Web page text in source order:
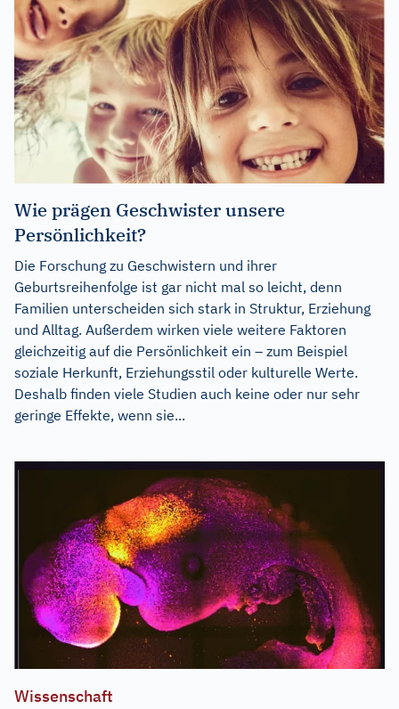
Wie prägen Geschwister unsere
Persönlichkeit?
Die Forschung zu Geschwistern und ihrer
Geburtsreihenfolge ist gar nicht mal so leicht, denn
Familien unterscheiden sich stark in Struktur, Erziehung
und Alltag. Außerdem wirken viele weitere Faktoren
gleichzeitig auf die Persönlichkeit ein – zum Beispiel
soziale Herkunft, Erziehungsstil oder kulturelle Werte.
Deshalb finden viele Studien auch keine oder nur sehr
geringe Effekte, wenn sie...
Wissenschaft